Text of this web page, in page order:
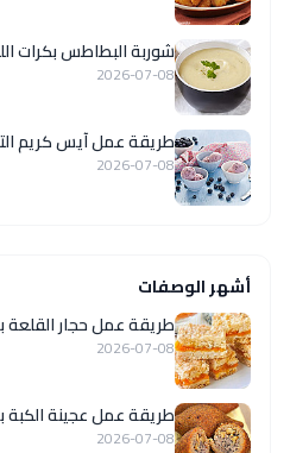
شوربة البطاطس بكرات
2026-07-08
طريقة عمل آيس كريم
2026-07-08
أشهر الوصفات
طريقة عمل حجار
2026-07-08
طريقة عمل عجينة الكبة
2026-07-08